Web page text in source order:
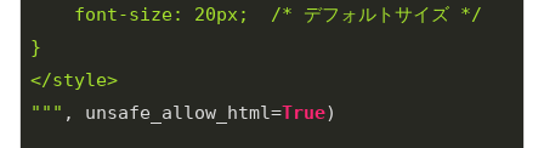
    font-size: 20px;  /* デフォルトサイズ */
}
</style>
""" , unsafe_allow_html=True)